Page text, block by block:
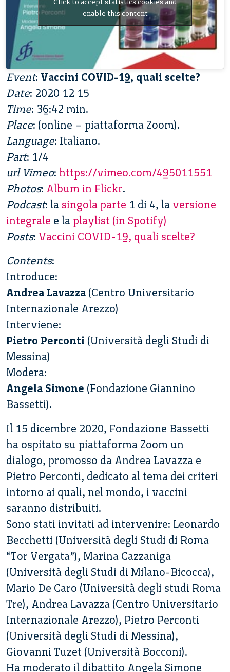
enable this content
Event: Vaccini COVID-19, quali scelte?
Date: 2020 12 15
Time: 36:42 min.
Place: (online – piattaforma Zoom).
Language: Italiano.
Part: 1/4
url Vimeo: https://vimeo.com/495011551
Photos: Album in Flickr.
Podcast: la singola parte 1 di 4, la versione
integrale e la playlist (in Spotify)
Posts: Vaccini COVID-19, quali scelte?
Contents:
Introduce:
Andrea Lavazza (Centro Universitario
Internazionale Arezzo)
Interviene:
Pietro Perconti (Università degli Studi di
Messina)
Modera:
Angela Simone (Fondazione Giannino
Bassetti).
Il 15 dicembre 2020, Fondazione Bassetti
ha ospitato su piattaforma Zoom un
dialogo, promosso da Andrea Lavazza e
Pietro Perconti, dedicato al tema dei criteri
intorno ai quali, nel mondo, i vaccini
saranno distribuiti.
Sono stati invitati ad intervenire: Leonardo
Becchetti (Università degli Studi di Roma
“Tor Vergata”), Marina Cazzaniga
(Università degli Studi di Milano-Bicocca),
Mario De Caro (Università degli studi Roma
Tre), Andrea Lavazza (Centro Universitario
Internazionale Arezzo), Pietro Perconti
(Università degli Studi di Messina),
Giovanni Tuzet (Università Bocconi).
Ha moderato il dibattito Angela Simone